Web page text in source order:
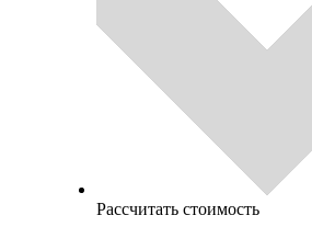
Рассчитать стоимость